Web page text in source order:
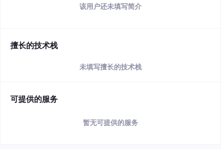
该用户还未填写简介
擅长的技术栈
未填写擅长的技术栈
可提供的服务
暂无可提供的服务